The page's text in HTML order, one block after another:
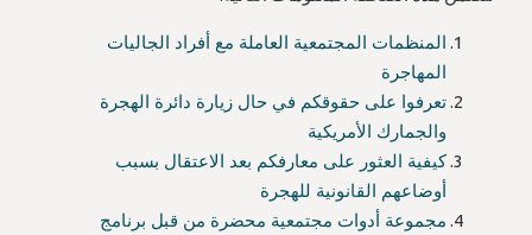
المنظمات المجتمعية العاملة مع أفراد الجاليات
المهاجرة
تعرفوا على حقوقكم في حال زيارة دائرة الهجرة
والجمارك الأمريكية
كيفية العثور على معارفكم بعد الاعتقال بسبب
أوضاعهم القانونية للهجرة
مجموعة أدوات مجتمعية محضرة من قبل برنامج